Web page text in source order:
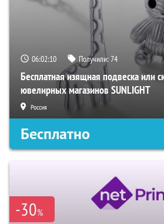
06:02:09 Получили:74
Бесплатная изящная подвеска или
ювелирных магазинов SUNLIGHT
Россия
Бесплатно
-30%